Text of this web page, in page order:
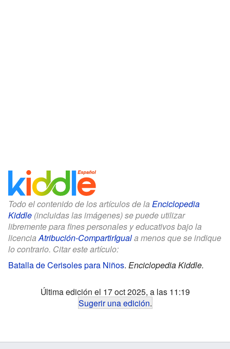
Todo el contenido de los artículos de la Enciclopedia
Kiddle (incluidas las imágenes) se puede utilizar
libremente para fines personales y educativos bajo la
licenciaAtribución-CompartirIguala menos que se indique
lo contrario. Citar este artículo:
Batalla de Cerisoles para Niños. Enciclopedia Kiddle.
Última edición el 17 oct 2025, a las 11:19
Sugerir una edición.